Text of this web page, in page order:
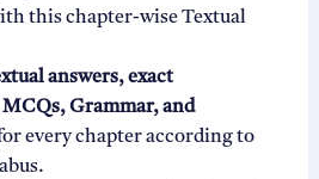
this chapter-wise Textual
answers, exact
Grammar, and
every chapter according to